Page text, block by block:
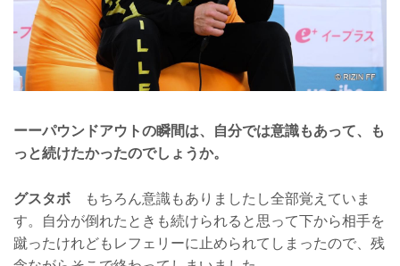
ーーパウンドアウトの瞬間は、自分では意識もあって、も
っと続けたかったのでしょうか。
グスタボ もちろん意識もありましたし全部覚えていま
す。自分が倒れたときも続けられると思って下から相手を
蹴ったけれどもレフェリーに止められてしまったので、残